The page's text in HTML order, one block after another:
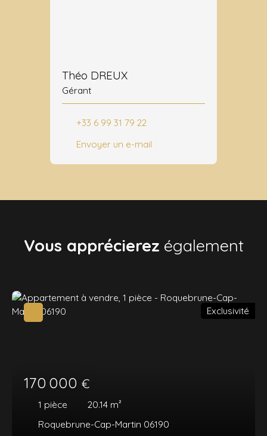
Théo DREUX
Gérant
+33 6 99 31 79 22
Envoyer un e-mail
Vous apprécierez également
170 000 €
1 pièce 20.14 m²
Roquebrune-Cap-Martin 06190
Exclusivité